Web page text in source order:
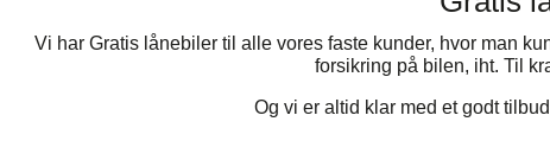
Vi har Gratis lånebiler til alle vores faste kunder, hvor man
forsikring på bilen, iht. Til
Og vi er altid klar med et godt